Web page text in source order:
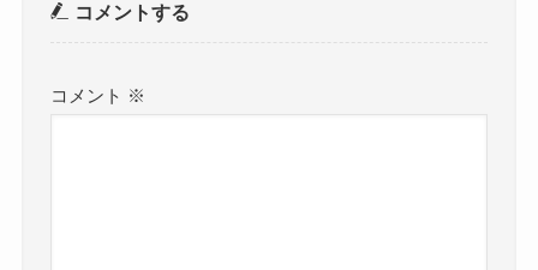
コメントする
コメント ※